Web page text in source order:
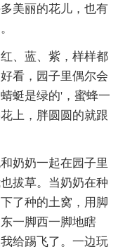
美丽的花儿，也有
、蓝、紫，样样都
看，园子里偶尔会
蜓是绿的'，蜜蜂一
上，胖圆圆的就跟
奶奶一起在园子里
拔草。当奶奶在种
了种的土窝，用脚
一脚西一脚地瞎
给踢飞了。一边玩